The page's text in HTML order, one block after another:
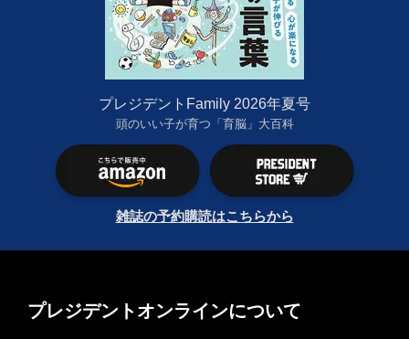
プレジデントFamily 2026年夏号
頭のいい子が育つ「育脳」大百科
雑誌の予約購読はこちらから
プレジデントオンラインについて